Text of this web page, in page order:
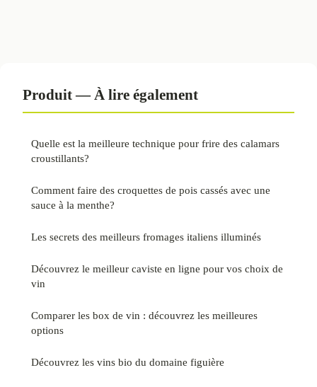
Produit — À lire également
Quelle est la meilleure technique pour frire des calamars
croustillants?
Comment faire des croquettes de pois cassés avec une
sauce à la menthe?
Les secrets des meilleurs fromages italiens illuminés
Découvrez le meilleur caviste en ligne pour vos choix de
vin
Comparer les box de vin : découvrez les meilleures
options
Découvrez les vins bio du domaine figuière